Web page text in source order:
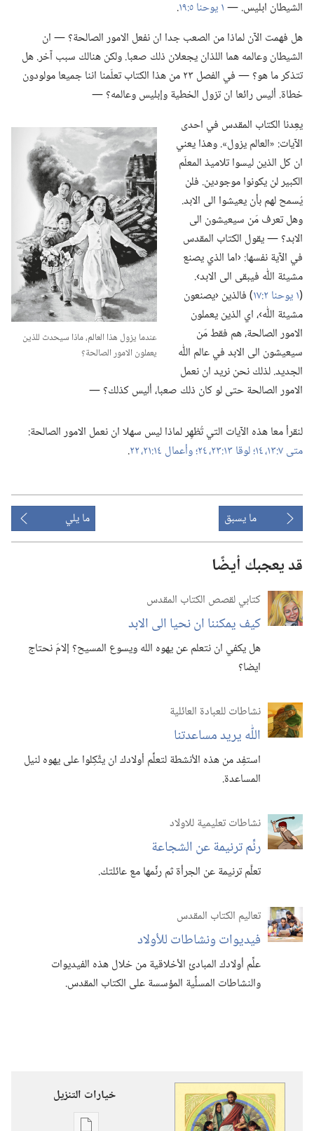
الشيطان ابليس.‏ —‏١ يوحنا ٥:‏١٩
‏.‏
هل فهمت الآن لماذا من الصعب جدا ان نفعل الامور الصالحة؟‏ —‏ ان
الشيطان وعالمه هما اللذان يجعلان ذلك صعبا.‏ ولكن هنالك سبب آخر.‏ هل
تتذكر ما هو؟‏ —‏ في الفصل ٢٣ من هذا الكتاب تعلّمنا اننا جميعا مولودون
خطاة.‏ أليس رائعا ان تزول الخطية وإبليس وعالمه؟‏ —‏
عندما يزول هذا العالم،‏ ماذا سيحدث للذين
يعملون الامور الصالحة؟‏
يعِدنا الكتاب المقدس في احدى
الآيات:‏ «العالم يزول».‏ وهذا يعني
ان كل الذين ليسوا تلاميذ المعلّم
الكبير لن يكونوا موجودين.‏ فلن
يُسمح لهم بأن يعيشوا الى الابد.‏
وهل تعرف مَن سيعيشون الى
الابد؟‏ —‏ يقول الكتاب المقدس
في الآية نفسها:‏ ‹اما الذي يصنع
مشيئة اللّٰه فيبقى الى الابد›.‏
(‏١ يوحنا ٢:‏١٧
‏)‏ فالذين ‹يصنعون
مشيئة اللّٰه›،‏ اي الذين يعملون
الامور الصالحة،‏ هم فقط مَن
سيعيشون الى الابد في عالم اللّٰه
الجديد.‏ لذلك نحن نريد ان نعمل
الامور الصالحة حتى لو كان ذلك صعبا،‏ أليس كذلك؟‏ —‏
لنقرأ معا هذه الآيات التي تُظهِر لماذا ليس سهلا ان نعمل الامور الصالحة:‏
متى ٧:‏​١٣،‏ ١٤؛‏
لوقا ١٣:‏​٢٣،‏ ٢٤؛‏ وأعمال ١٤:‏​٢١،‏ ٢٢ ‏.‏
ما يسبق ما يلي
قد يعجبك أيضًا
كتابي لقصص الكتاب المقدس
كيف يمكننا ان نحيا الى الابد
هل يكفي ان نتعلم عن يهوه الله ويسوع المسيح؟‏ إلامَ نحتاج
ايضا؟‏
نشاطات للعبادة العائلية
اللّٰه يريد مساعدتنا
استفِد من هذه الأنشطة لتعلِّم أولادك ان يتَّكِلوا على يهوه لنيل
المساعدة.‏
نشاطات تعليمية للاولاد
رنِّم ترنيمة عن الشجاعة
تعلَّم ترنيمة عن الجرأة ثم رنِّمها مع عائلتك.‏
تعاليم الكتاب المقدس
فيديوات ونشاطات للأولاد
علِّم أولادك المبادئ الأخلاقية من خلال هذه الفيديوات
والنشاطات المسلِّية المؤسسة على الكتاب المقدس.‏
خيارات التنزيل